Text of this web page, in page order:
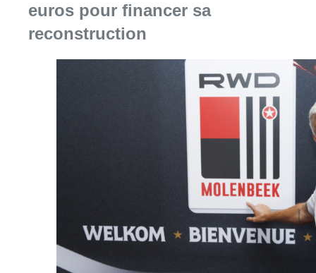
euros pour financer sa
reconstruction